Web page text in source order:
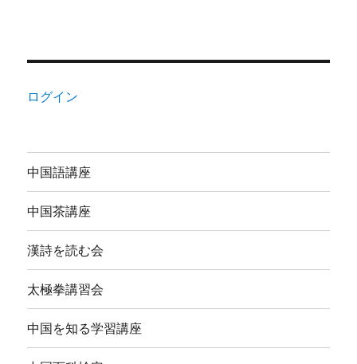
ログイン
中国語講座
中国茶講座
漢詩を読む会
太極拳講習会
中国を知る学習講座